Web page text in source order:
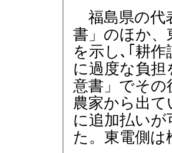
福島県の代
書」のほか、
を示し､｢耕
に過度な負
意書」でそ
農家から出
に追加払い
た。東電側